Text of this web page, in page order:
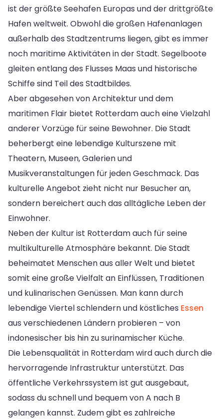
ist der größte Seehafen Europas und der drittgrößte
Hafen weltweit. Obwohl die großen Hafenanlagen
außerhalb des Stadtzentrums liegen, gibt es immer
noch maritime Aktivitäten in der Stadt. Segelboote
gleiten entlang des Flusses Maas und historische
Schiffe sind Teil des Stadtbildes.
Aber abgesehen von Architektur und dem
maritimen Flair bietet Rotterdam auch eine Vielzahl
anderer Vorzüge für seine Bewohner. Die Stadt
beherbergt eine lebendige Kulturszene mit
Theatern, Museen, Galerien und
Musikveranstaltungen für jeden Geschmack. Das
kulturelle Angebot zieht nicht nur Besucher an,
sondern bereichert auch das alltägliche Leben der
Einwohner.
Neben der Kultur ist Rotterdam auch für seine
multikulturelle Atmosphäre bekannt. Die Stadt
beheimatet Menschen aus aller Welt und bietet
somit eine große Vielfalt an Einflüssen, Traditionen
und kulinarischen Genüssen. Man kann durch
lebendige Viertel schlendern und köstliches Essen
aus verschiedenen Ländern probieren – von
indonesischer bis hin zu surinamischer Küche.
Die Lebensqualität in Rotterdam wird auch durch die
hervorragende Infrastruktur unterstützt. Das
öffentliche Verkehrssystem ist gut ausgebaut,
sodass du schnell und bequem von A nach B
gelangen kannst. Zudem gibt es zahlreiche